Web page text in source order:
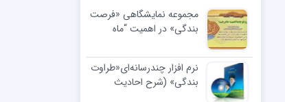
مجموعه نمایشگاهی «فرصت
بندگی» در اهمیت “ماه
نرم افزار چندرسانه‌ای«طراوت
بندگی» (شرح احادیث